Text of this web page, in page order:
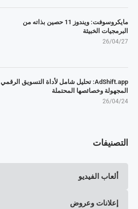
مايكروسوفت: ويندوز 11 حصين بذاته من
البرمجيات الخبيثة
26/04/27
AdShift.app: تحليل شامل لأداة التسويق الرقمي
المجهولة وخصائصها المحتملة
26/04/24
التصنيفات
ألعاب الفيديو
إعلانات وعروض